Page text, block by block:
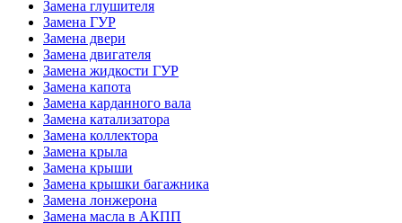
Замена глушителя
Замена ГУР
Замена двери
Замена двигателя
Замена жидкости ГУР
Замена капота
Замена карданного вала
Замена катализатора
Замена коллектора
Замена крыла
Замена крыши
Замена крышки багажника
Замена лонжерона
Замена масла в АКПП